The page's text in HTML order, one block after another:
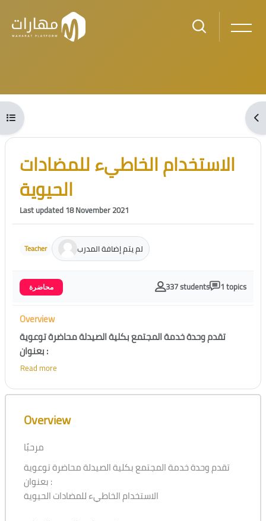
Skip to main content
Blocks
Open course index
Blocks
Skip [Cocoon] Course Intro
الاستخدام الخاطيء للمضادات
الحيوية
Last updated 18 November 2021
Teacher لم يتم إضافة المدرب
محاضرة 337 students 1 topics
Overview
تقدم وحدة خدمة المجتمع بكلية الصيدلة محاضرة توعوية
بعنوان :
يقدمها :د.خالد عمر الجعلي
رئيس مجموعة الامراض المعدية - الجمعية السعودية للصيدلة
Read more
Skip [Cocoon] Course Overview
Overview
مرحبًا
تقدم وحدة خدمة المجتمع بكلية الصيدلة محاضرة توعوية
بعنوان :